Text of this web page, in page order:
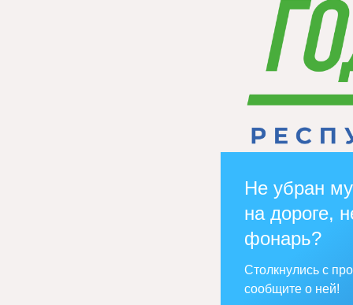
Не убран
на дороге,
фонарь?
Столкнулись с
сообщите о ней!